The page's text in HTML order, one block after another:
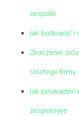
zespole
Jak budować i
Znaczenie
strategii firmy
Jak
zespołowe